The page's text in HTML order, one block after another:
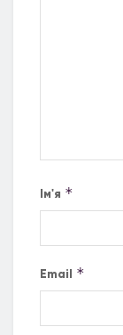
Ім'я *
Email *